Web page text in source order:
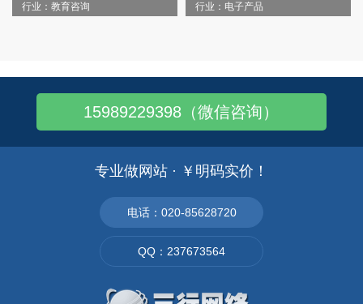
行业：教育咨询
行业：电子产品
15989229398（微信咨询）
专业做网站 · ￥明码实价！
电话：020-85628720
QQ：237673564